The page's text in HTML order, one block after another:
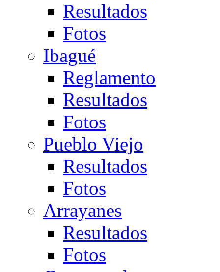
Resultados
Fotos
Ibagué
Reglamento
Resultados
Fotos
Pueblo Viejo
Resultados
Fotos
Arrayanes
Resultados
Fotos